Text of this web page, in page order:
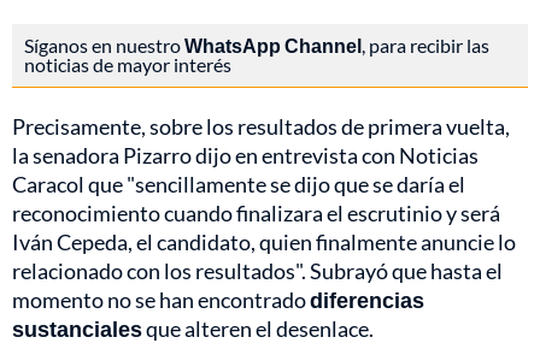
Síganos en nuestroWhatsApp Channel , para recibir las
noticias de mayor interés
Precisamente, sobre los resultados de primera vuelta,
la senadora Pizarro dijo en entrevista con Noticias
Caracol que "sencillamente se dijo que se daría el
reconocimiento cuando finalizara el escrutinio y será
Iván Cepeda, el candidato, quien finalmente anuncie lo
relacionado con los resultados". Subrayó que hasta el
momento no se han encontradodiferencias
sustancialesque alteren el desenlace.